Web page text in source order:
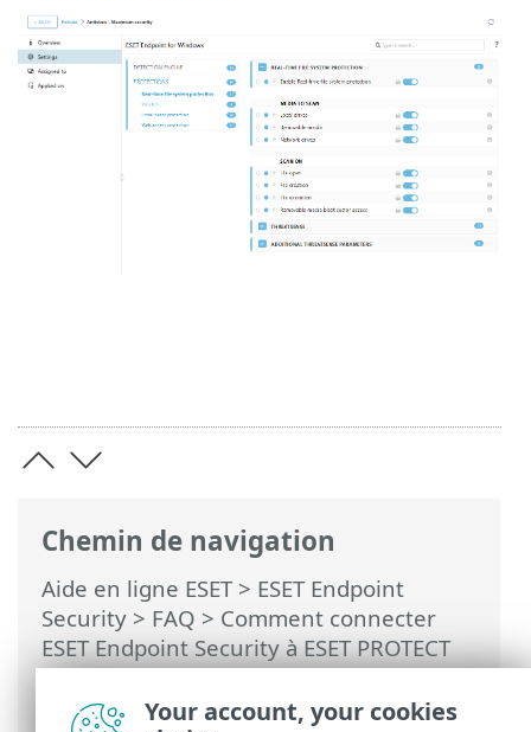
Chemin de navigation
Aide en ligne ESET> ESET Endpoint
Security > FAQ > Comment connecter
ESET Endpoint Security à ESET PROTECT
On-Prem> Comment appliquer une
politique recommandée pour ESET
Your account, your cookies